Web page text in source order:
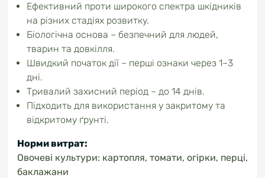
Ефективний проти широкого спектра шкідників
на різних стадіях розвитку.
Біологічна основа – безпечний для людей,
тварин та довкілля.
Швидкий початок дії – перші ознаки через 1–3
дні.
Тривалий захисний період – до 14 днів.
Підходить для використання у закритому та
відкритому ґрунті.
Норми витрат:
Овочеві культури: картопля, томати, огірки, перці,
баклажани